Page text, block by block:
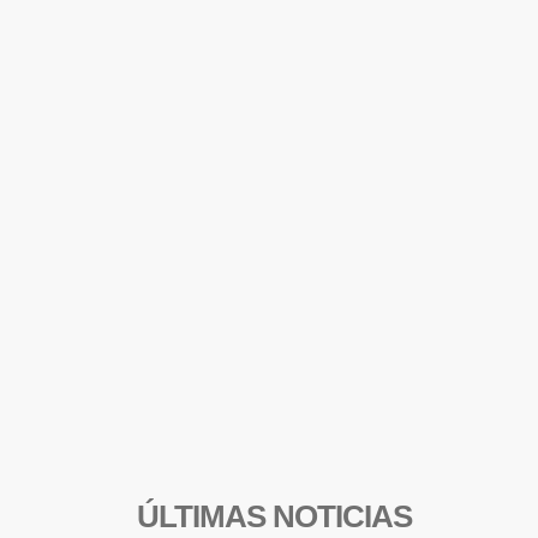
ÚLTIMAS NOTICIAS